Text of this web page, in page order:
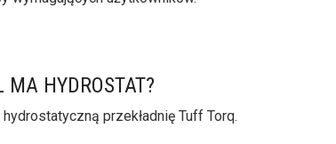
MA HYDROSTAT?
przekładnię Tuff Torq.